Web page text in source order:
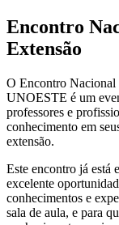
Encontro
Extensão
O Encontro Nacional
UNOESTE é um
professores e
conhecimento em
extensão.
Este encontro já está
excelente
conhecimentos e
sala de aula, e para